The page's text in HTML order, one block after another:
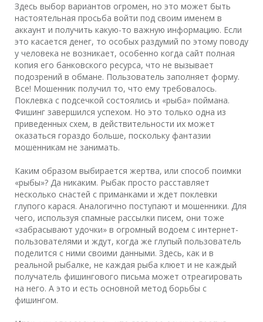
Здесь выбор вариантов огромен, но это может быть
настоятельная просьба войти под своим именем в
аккаунт и получить какую-то важную информацию. Если
это касается денег, то особых раздумий по этому поводу
у человека не возникает, особенно когда сайт полная
копия его банковского ресурса, что не вызывает
подозрений в обмане. Пользователь заполняет форму.
Все! Мошенник получил то, что ему требовалось.
Поклевка с подсечкой состоялись и «рыба» поймана.
Фишинг завершился успехом. Но это только одна из
приведенных схем, в действительности их может
оказаться гораздо больше, поскольку фантазии
мошенникам не занимать.
Каким образом выбирается жертва, или способ поимки
«рыбы»? Да никаким. Рыбак просто расставляет
несколько снастей с приманками и ждет поклевки
глупого карася. Аналогично поступают и мошенники. Для
чего, используя спамные рассылки писем, они тоже
«забрасывают удочки» в огромный водоем с интернет-
пользователями и ждут, когда же глупый пользователь
поделится с ними своими данными. Здесь, как и в
реальной рыбалке, не каждая рыба клюет и не каждый
получатель фишингового письма может отреагировать
на него. А это и есть основной метод борьбы с
фишингом.